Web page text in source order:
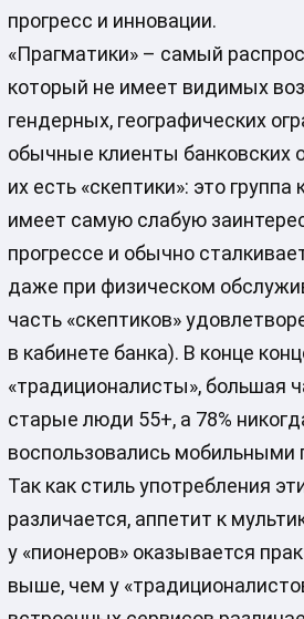
прогресс и инновации.
«Прагматики» – самый
который не имеет видимых
гендерных, географических
обычные клиенты банковских
их есть «скептики»: это группа
имеет самую слабую
прогрессе и обычно
даже при физическом
часть «скептиков»
в кабинете банка). В конце
«традиционалисты», большая
старые люди 55+, а 78%
воспользовались мобильными
Так как стиль употребления
различается, аппетит к
у «пионеров» оказывается
выше, чем у